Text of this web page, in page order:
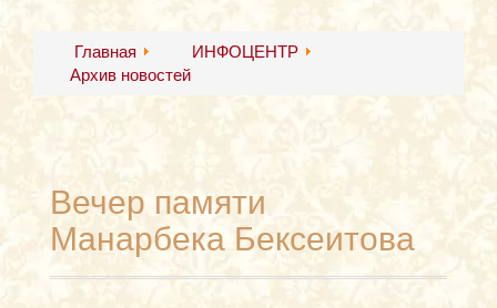
Главная
ИНФОЦЕНТР
Архив новостей
Вечер памяти
Манарбека Бексеитова